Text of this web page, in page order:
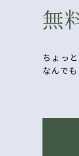
無
ちょっ
なんで